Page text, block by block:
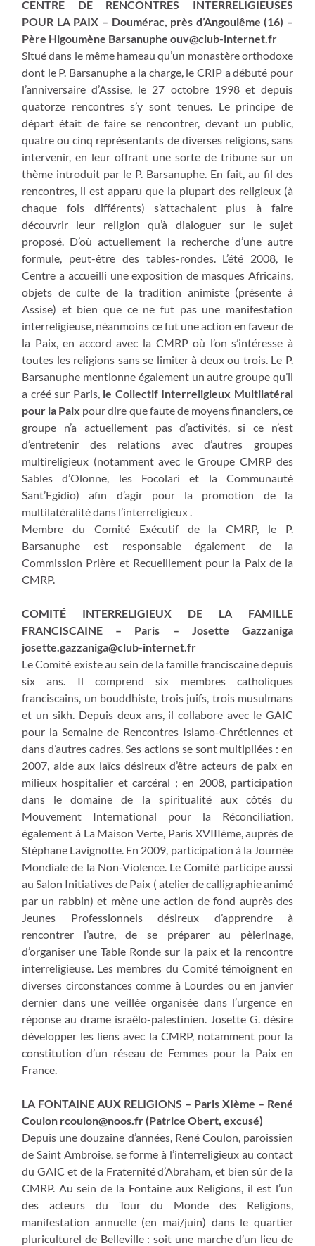
CENTRE DE RENCONTRES INTERRELIGIEUSES
POUR LA PAIX – Doumérac, près d’Angoulême (16) –
Père Higoumène Barsanuphe ouv@club-internet.fr
Situé dans le même hameau qu’un monastère orthodoxe
dont le P. Barsanuphe a la charge, le CRIP a débuté pour
l’anniversaire d’Assise, le 27 octobre 1998 et depuis
quatorze rencontres s’y sont tenues. Le principe de
départ était de faire se rencontrer, devant un public,
quatre ou cinq représentants de diverses religions, sans
intervenir, en leur offrant une sorte de tribune sur un
thème introduit par le P. Barsanuphe. En fait, au fil des
rencontres, il est apparu que la plupart des religieux (à
chaque fois différents) s’attachaient plus à faire
découvrir leur religion qu’à dialoguer sur le sujet
proposé. D’où actuellement la recherche d’une autre
formule, peut-être des tables-rondes. L’été 2008, le
Centre a accueilli une exposition de masques Africains,
objets de culte de la tradition animiste (présente à
Assise) et bien que ce ne fut pas une manifestation
interreligieuse, néanmoins ce fut une action en faveur de
la Paix, en accord avec la CMRP où l’on s’intéresse à
toutes les religions sans se limiter à deux ou trois. Le P.
Barsanuphe mentionne également un autre groupe qu’il
a créé sur Paris, le Collectif Interreligieux Multilatéral
pour la Paix pour dire que faute de moyens financiers, ce
groupe n’a actuellement pas d’activités, si ce n’est
d’entretenir des relations avec d’autres groupes
multireligieux (notamment avec le Groupe CMRP des
Sables d’Olonne, les Focolari et la Communauté
Sant’Egidio) afin d’agir pour la promotion de la
multilatéralité dans l’interreligieux .
Membre du Comité Exécutif de la CMRP, le P.
Barsanuphe est responsable également de la
Commission Prière et Recueillement pour la Paix de la
CMRP.
COMITÉ INTERRELIGIEUX DE LA FAMILLE
FRANCISCAINE – Paris – Josette Gazzaniga
josette.gazzaniga@club-internet.fr
Le Comité existe au sein de la famille franciscaine depuis
six ans. Il comprend six membres catholiques
franciscains, un bouddhiste, trois juifs, trois musulmans
et un sikh. Depuis deux ans, il collabore avec le GAIC
pour la Semaine de Rencontres Islamo-Chrétiennes et
dans d’autres cadres. Ses actions se sont multipliées : en
2007, aide aux laïcs désireux d’être acteurs de paix en
milieux hospitalier et carcéral ; en 2008, participation
dans le domaine de la spiritualité aux côtés du
Mouvement International pour la Réconciliation,
également à La Maison Verte, Paris XVIIIème, auprès de
Stéphane Lavignotte. En 2009, participation à la Journée
Mondiale de la Non-Violence. Le Comité participe aussi
au Salon Initiatives de Paix ( atelier de calligraphie animé
par un rabbin) et mène une action de fond auprès des
Jeunes Professionnels désireux d’apprendre à
rencontrer l’autre, de se préparer au pèlerinage,
d’organiser une Table Ronde sur la paix et la rencontre
interreligieuse. Les membres du Comité témoignent en
diverses circonstances comme à Lourdes ou en janvier
dernier dans une veillée organisée dans l’urgence en
réponse au drame israêlo-palestinien. Josette G. désire
développer les liens avec la CMRP, notamment pour la
constitution d’un réseau de Femmes pour la Paix en
France.
LA FONTAINE AUX RELIGIONS – Paris XIème – René
Coulon rcoulon@noos.fr (Patrice Obert, excusé)
Depuis une douzaine d’années, René Coulon, paroissien
de Saint Ambroise, se forme à l’interreligieux au contact
du GAIC et de la Fraternité d’Abraham, et bien sûr de la
CMRP. Au sein de la Fontaine aux Religions, il est l’un
des acteurs du Tour du Monde des Religions,
manifestation annuelle (en mai/juin) dans le quartier
pluriculturel de Belleville : soit une marche d’un lieu de